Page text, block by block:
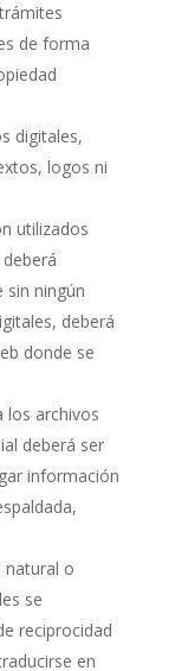
de forma
digitales,
logos ni
utilizados
sin ningún
deberá
donde se
los archivos
deberá ser
información
natural o
se
reciprocidad
en